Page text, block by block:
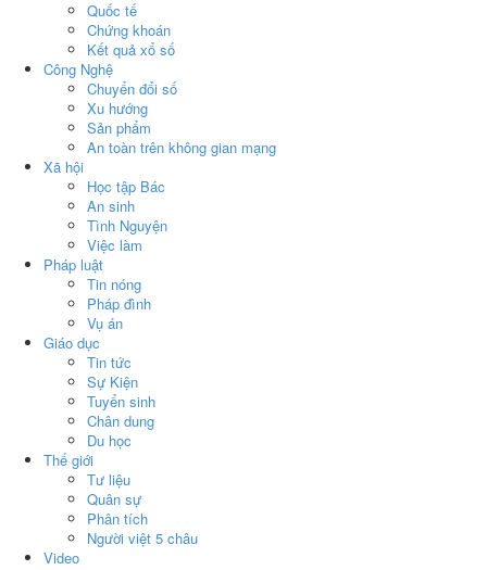
Quốc tế
Chứng khoán
Kết quả xổ số
Công Nghệ
Chuyển đổi số
Xu hướng
Sản phẩm
An toàn trên không gian mạng
Xã hội
Học tập Bác
An sinh
Tình Nguyện
Việc làm
Pháp luật
Tin nóng
Pháp đình
Vụ án
Giáo dục
Tin tức
Sự Kiện
Tuyển sinh
Chân dung
Du học
Thế giới
Tư liệu
Quân sự
Phân tích
Người việt 5 châu
Video